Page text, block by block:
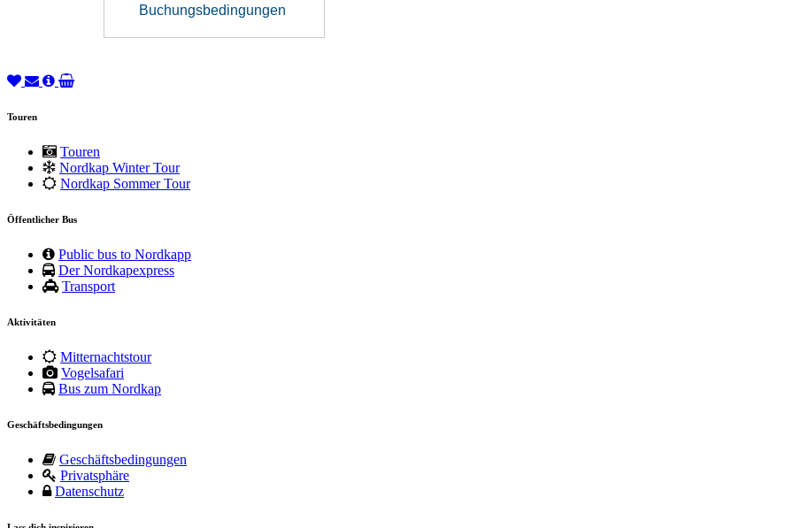
Buchungsbedingungen
Touren
Touren
Nordkap Winter Tour
Nordkap Sommer Tour
Öffentlicher Bus
Public bus to Nordkapp
Der Nordkapexpress
Transport
Aktivitäten
Mitternachtstour
Vogelsafari
Bus zum Nordkap
Geschäftsbedingungen
Geschäftsbedingungen
Privatsphäre
Datenschutz